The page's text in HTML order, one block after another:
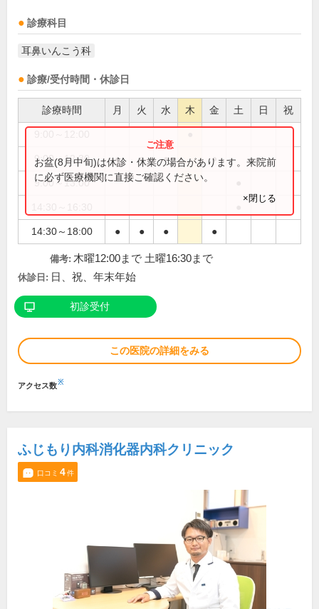
診療科目
耳鼻いんこう科
診療/受付時間・休診日
診療時間 月 火 水 木 金 土 日 祝
9:00～12:30 ● ● ● ●
9:00～13:00
14:30～18:00 ● ● ● ●
お盆(8月中旬)は休診・休業の場合があります。来院前
に必ず医療機関に直接ご確認ください。
×閉じる
備考: 木曜12:00まで 土曜16:30まで
休診日: 日、祝、年末年始
初診受付
この医院の詳細をみる
アクセス数※
ふじもり内科消化器内科クリニック
口コミ 4件